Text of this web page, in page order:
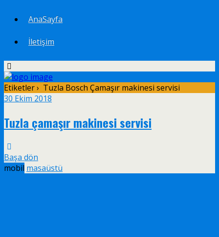
AnaSayfa
İletişim
Etiketler › Tuzla Bosch Çamaşır makinesi servisi
30 Ekim 2018
Tuzla çamaşır makinesi servisi
Başa dön
mobil masaüstü